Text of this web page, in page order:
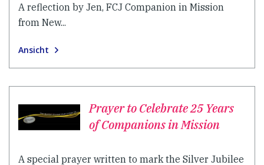
A reflection by Jen, FCJ Companion in Mission
from New...
Ansicht
Prayer to Celebrate 25 Years
of Companions in Mission
A special prayer written to mark the Silver Jubilee